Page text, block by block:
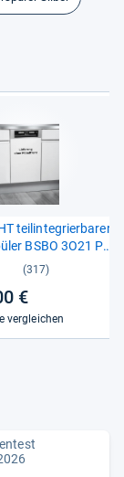
teilin­te­grier­ba­rer
BSBO 3O21 PF
(317)
€
vergleichen